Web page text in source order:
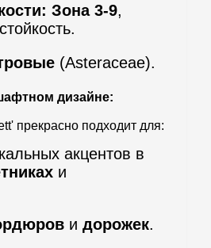
Зона 3-9,
(Asteraceae).
дизайне:
прекрасно подходит для:
акцентов в
и
и дорожек.